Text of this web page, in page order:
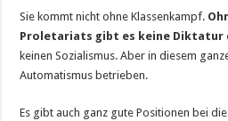
Sie kommt nicht ohne Klassenkampf.
Proletariats gibt es keine Diktatur
keinen Sozialismus. Aber in diesem
Automatismus betrieben.
Es gibt auch ganz gute Positionen bei